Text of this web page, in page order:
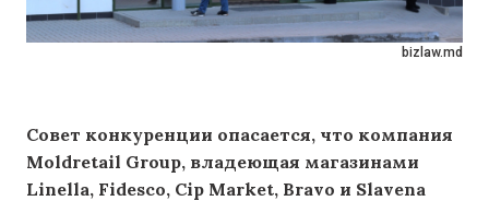
bizlaw.md
Совет конкуренции опасается, что компания
Moldretail Group, владеющая магазинами
Linella, Fidesco, Cip Market, Bravo и Slavena